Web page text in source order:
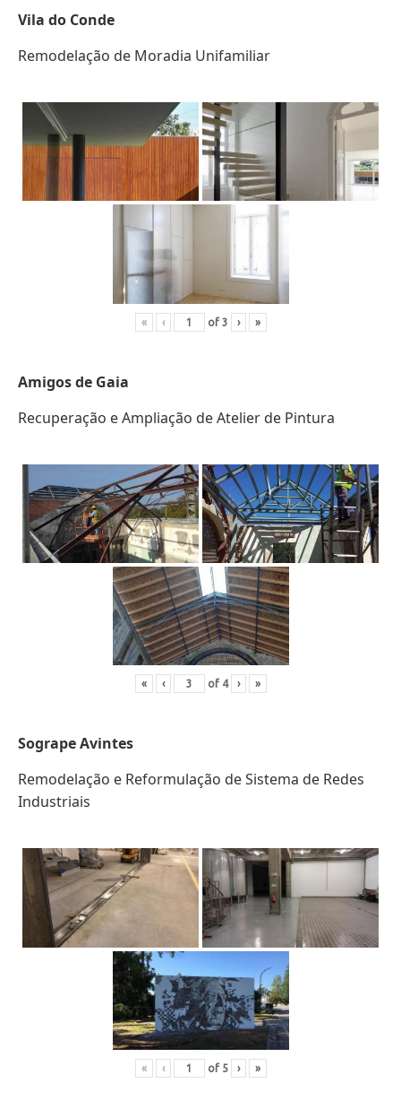
Vila do Conde
Remodelação de Moradia Unifamiliar
« ‹ of 3 › »
Amigos de Gaia
Recuperação e Ampliação de Atelier de Pintura
« ‹ of 4 › »
Sogrape Avintes
Remodelação e Reformulação de Sistema de Redes
Industriais
« ‹ of 5 › »